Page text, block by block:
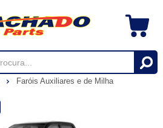
Faróis Auxiliares e de Milha